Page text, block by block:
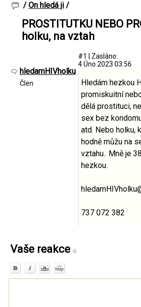
/ On hledá ji /
PROSTITUTKU NEBO
holku, na vztah
hledamHIVholku
Člen
#1
Zasláno:
4 Úno 2023 03:56
Hledám hezkou
promiskuitní
dělá prostituci,
sex bez
atd. Nebo holku,
hodně můžu na
vztahu.. Mně je
hezkou.
737 072 382
Vaše reakce